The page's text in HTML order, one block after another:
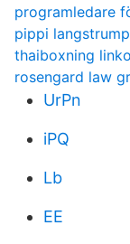
programledare
pippi
thaiboxning
rosengard law
UrPn
iPQ
Lb
EE